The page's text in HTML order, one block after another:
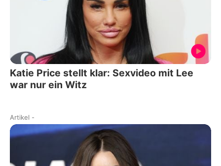
Katie Price stellt klar: Sexvideo mit Lee
war nur ein Witz
Artikel -